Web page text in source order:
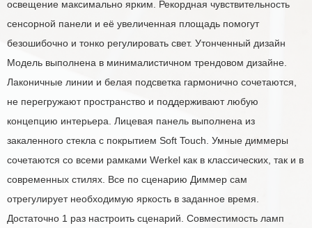
освещение максимально ярким. Рекордная чувствительность
сенсорной панели и её увеличенная площадь помогут
безошибочно и тонко регулировать свет. Утонченный дизайн
Модель выполнена в минималистичном трендовом дизайне.
Лаконичные линии и белая подсветка гармонично сочетаются,
не перегружают пространство и поддерживают любую
концепцию интерьера. Лицевая панель выполнена из
закаленного стекла с покрытием Soft Touch. Умные диммеры
сочетаются со всеми рамками Werkel как в классических, так и в
современных стилях. Все по сценарию Диммер сам
отрегулирует необходимую яркость в заданное время.
Достаточно 1 раз настроить сценарий. Совместимость ламп